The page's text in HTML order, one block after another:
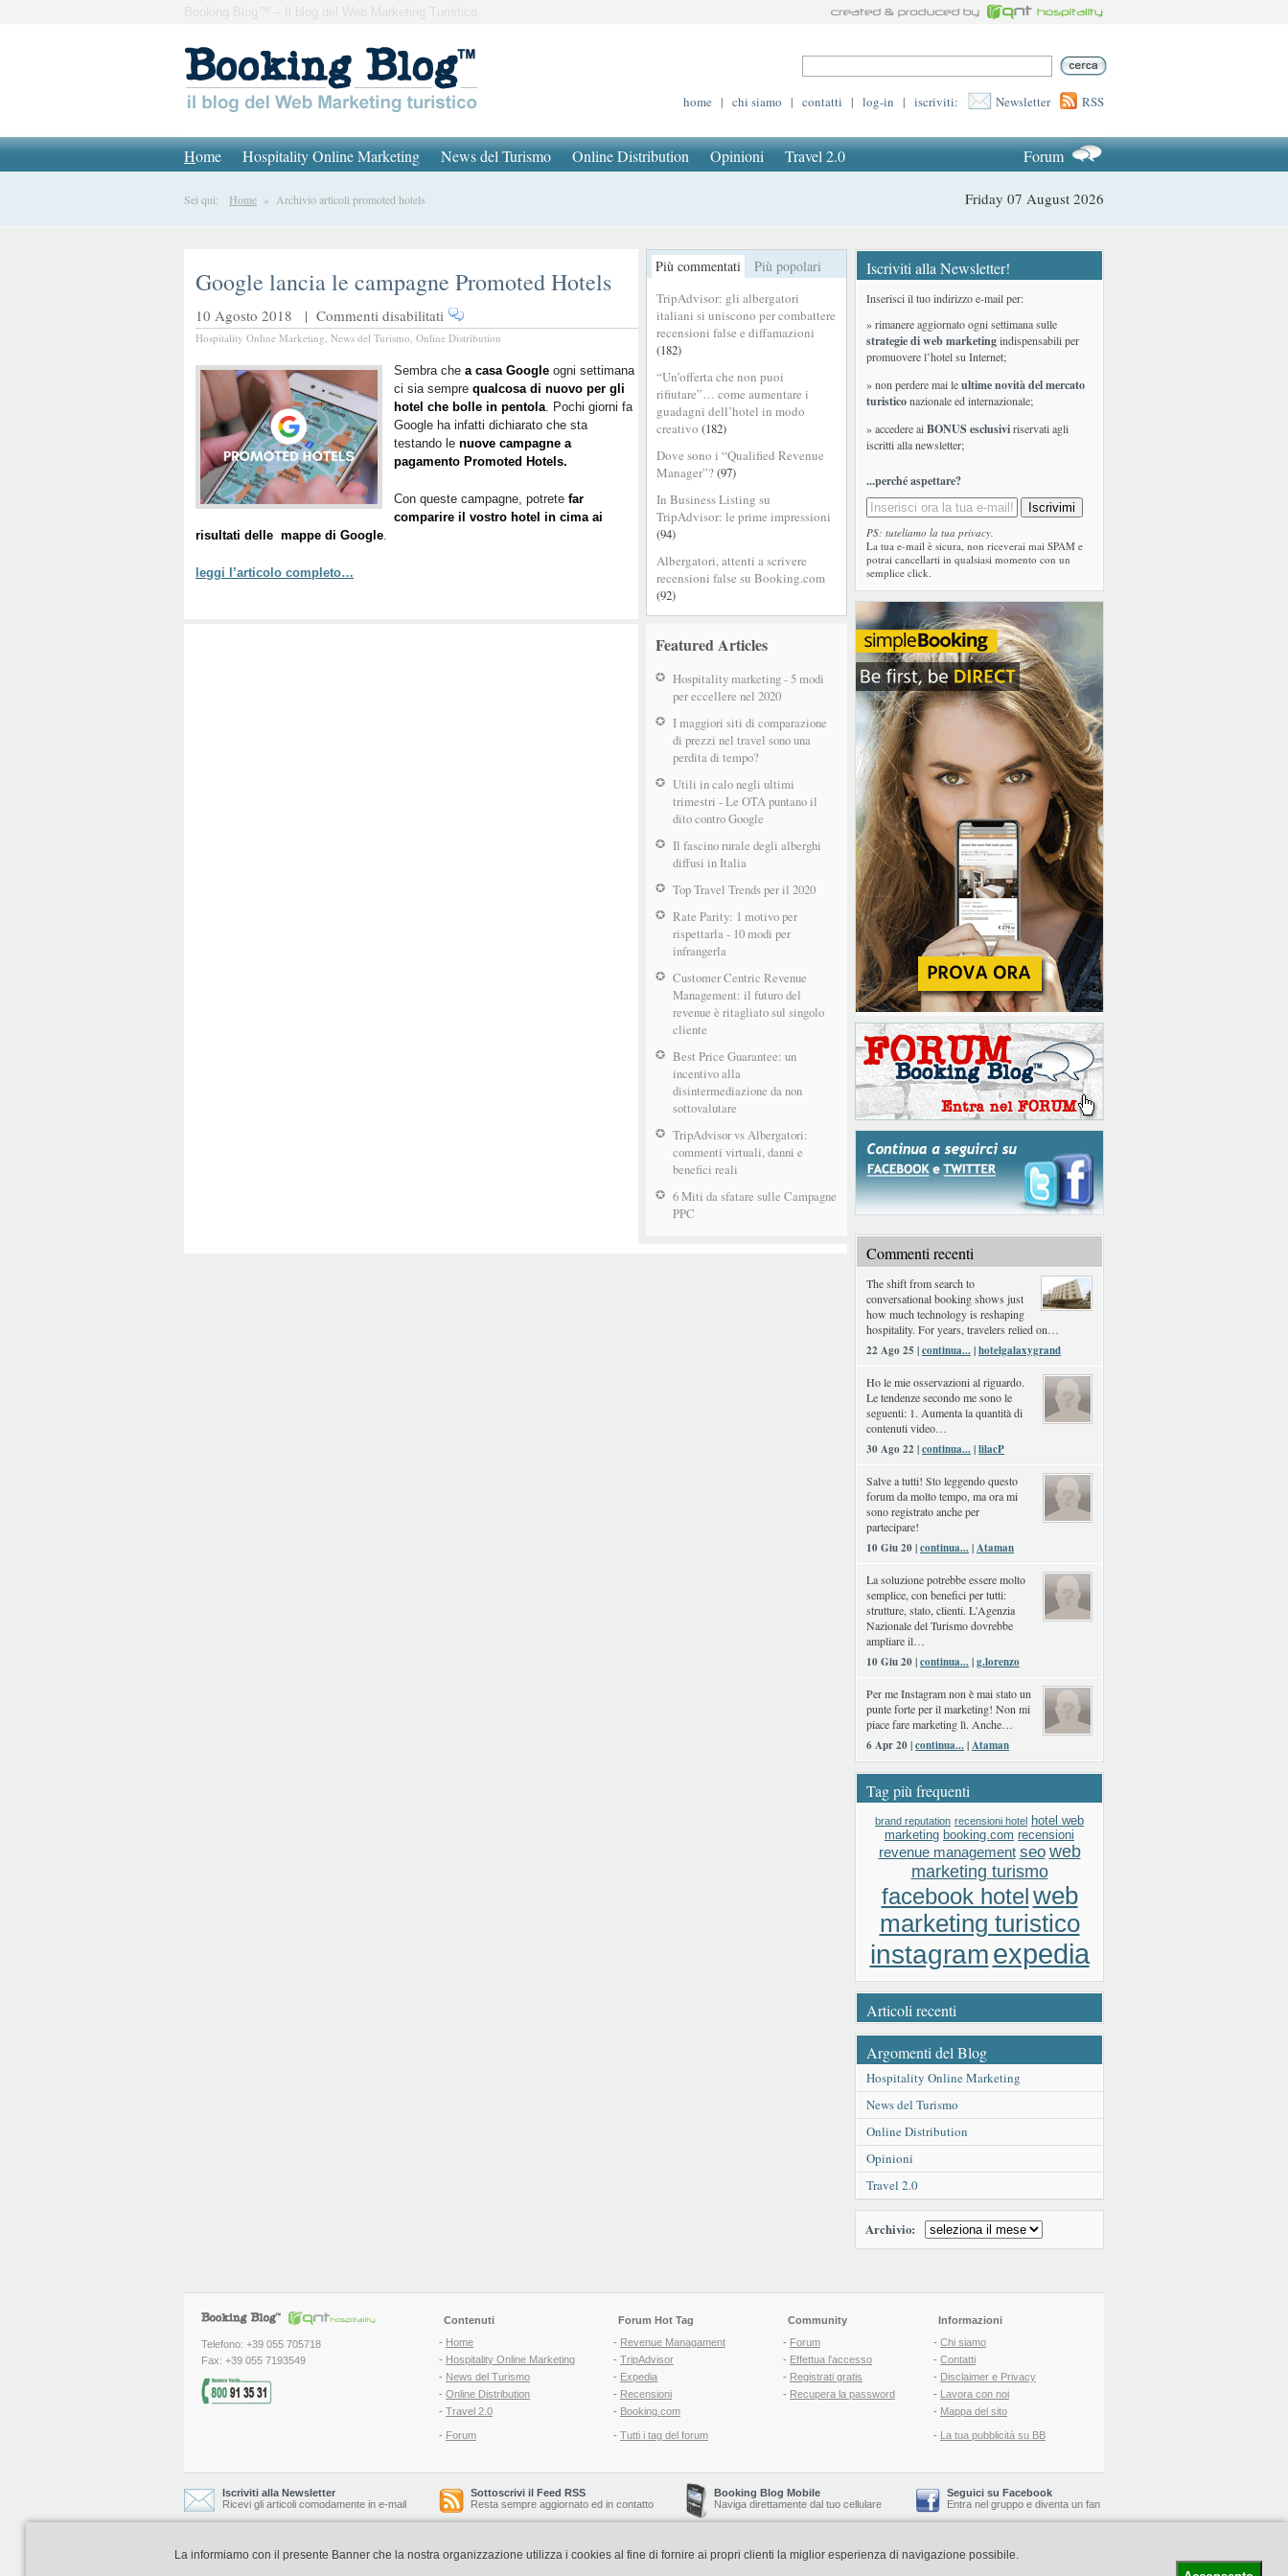
Booking Blog™ – Il blog del Web Marketing Turistico
home | chi siamo | contatti | log-in | iscriviti: Newsletter RSS
Home Hospitality Online Marketing News del Turismo Online Distribution Opinioni Travel 2.0 Forum
Sei qui: Home » Archivio articoli promoted hotels Friday 07 August 2026
Più commentati Più popolari
TripAdvisor: gli albergatori
italiani si uniscono per combattere
recensioni false e diffamazioni
(182)
“Un’offerta che non puoi
rifiutare”… come aumentare i
guadagni dell’hotel in modo
creativo (182)
Dove sono i “Qualified Revenue
Manager”?(97)
In Business Listing su
TripAdvisor: le prime impressioni
(94)
Albergatori, attenti a scrivere
recensioni false su Booking.com
(92)
Featured Articles
Hospitality marketing - 5 modi
per eccellere nel 2020
I maggiori siti di comparazione
di prezzi nel travel sono una
perdita di tempo?
Utili in calo negli ultimi
trimestri - Le OTA puntano il
dito contro Google
Il fascino rurale degli alberghi
diffusi in Italia
Top Travel Trends per il 2020
Rate Parity: 1 motivo per
rispettarla - 10 modi per
infrangerla
Customer Centric Revenue
Management: il futuro del
revenue è ritagliato sul singolo
cliente
Best Price Guarantee: un
incentivo alla
disintermediazione da non
sottovalutare
TripAdvisor vs Albergatori:
commenti virtuali, danni e
benefici reali
6 Miti da sfatare sulle Campagne
PPC
Google lancia le campagne Promoted Hotels
10 Agosto 2018 | Commenti disabilitati su
Google
le
campagne
Promoted
Hotels
Hospitality Online Marketing, News del Turismo, Online Distribution
Sembra che a casa Google ogni settimana
ci sia sempre qualcosa di nuovo per gli
hotel che bolle in pentola. Pochi giorni fa
Google ha infatti dichiarato che sta
testando le nuove campagne a
pagamento Promoted Hotels.
Con queste campagne, potrete far
comparire il vostro hotel in cima ai
risultati delle mappe di Google.
leggi l’articolo completo…
Iscriviti alla Newsletter!
Inserisci il tuo indirizzo e-mail per:
» rimanere aggiornato ogni settimana sulle
strategie di web marketingindispensabili per
promuovere l’hotel su Internet;
» non perdere mai leultime novità del mercato
turisticonazionale ed internazionale;
» accedere aiBONUS esclusiviriservati agli
iscritti alla newsletter;
...perché aspettare?
PS: tuteliamo la tua privacy.
La tua e-mail è sicura, non riceverai mai SPAM e
potrai cancellarti in qualsiasi momento con un
semplice click.
Commenti recenti
The shift from search to
conversational booking shows just
how much technology is reshaping
hospitality. For years, travelers relied on…
22 Ago 25 |continua...|hotelgalaxygrand
Ho le mie osservazioni al riguardo.
Le tendenze secondo me sono le
seguenti: 1. Aumenta la quantità di
contenuti video…
30 Ago 22 |continua...|lilacP
Salve a tutti! Sto leggendo questo
forum da molto tempo, ma ora mi
sono registrato anche per
partecipare!
10 Giu 20 |continua...|Ataman
La soluzione potrebbe essere molto
semplice, con benefici per tutti:
strutture, stato, clienti. L'Agenzia
Nazionale del Turismo dovrebbe
ampliare il…
10 Giu 20 |continua...|g.lorenzo
Per me Instagram non è mai stato un
punte forte per il marketing! Non mi
piace fare marketing lì. Anche…
6 Apr 20 |continua...|Ataman
Tag più frequenti
brand reputation recensioni hotel hotel web
marketing booking.com recensioni
revenue management seo web
marketing turismo
facebook hotelweb
marketing turistico
instagramexpedia
Articoli recenti
Argomenti del Blog
Hospitality Online Marketing
News del Turismo
Online Distribution
Opinioni
Travel 2.0
Archivio:
Telefono: +39 055 705718
Fax: +39 055 7193549
Contenuti
- Home
- Hospitality Online Marketing
- News del Turismo
- Online Distribution
- Travel 2.0
- Forum
Forum Hot Tag
- Revenue Managament
- TripAdvisor
- Expedia
- Recensioni
- Booking.com
- Tutti i tag del forum
Community
- Forum
- Effettua l'accesso
- Registrati gratis
- Recupera la password
Informazioni
- Chi siamo
- Contatti
- Disclaimer e Privacy
- Lavora con noi
- Mappa del sito
- La tua pubblicità su BB
Iscriviti alla Newsletter
Ricevi gli articoli comodamente in e-mail
Sottoscrivi il Feed RSS
Resta sempre aggiornato ed in contatto
Booking Blog Mobile
Naviga direttamente dal tuo cellulare
Seguici su Facebook
Entra nel gruppo e diventa un fan
Booking Blog è realizzato e curato da Copyright © 2006-2026 QNT S.r.l. Socio Unico -www.qnt.it-Booking Blog™ -Il blog del Web Marketing Turistico
La informiamo con il presente Banner che la nostra organizzazione utilizza i cookies al fine di fornire ai propri clienti la miglior esperienza di navigazione possibile.